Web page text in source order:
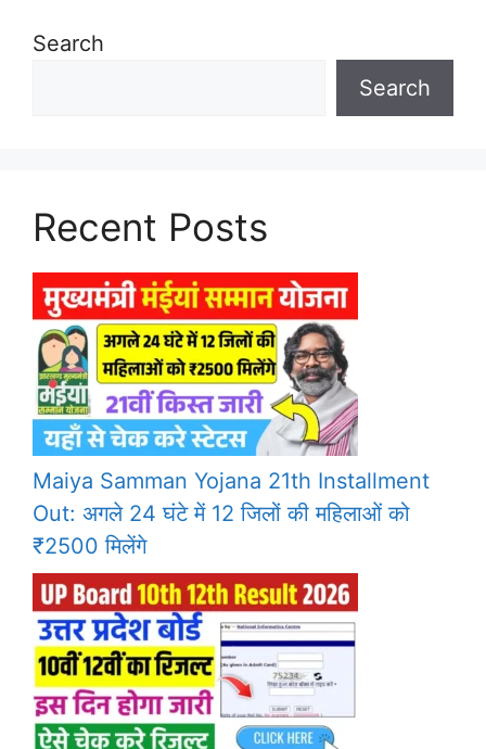
Search
Search
Recent Posts
Maiya Samman Yojana 21th Installment
Out: अगले 24 घंटे में 12 जिलों की महिलाओं को
₹2500 मिलेंगे